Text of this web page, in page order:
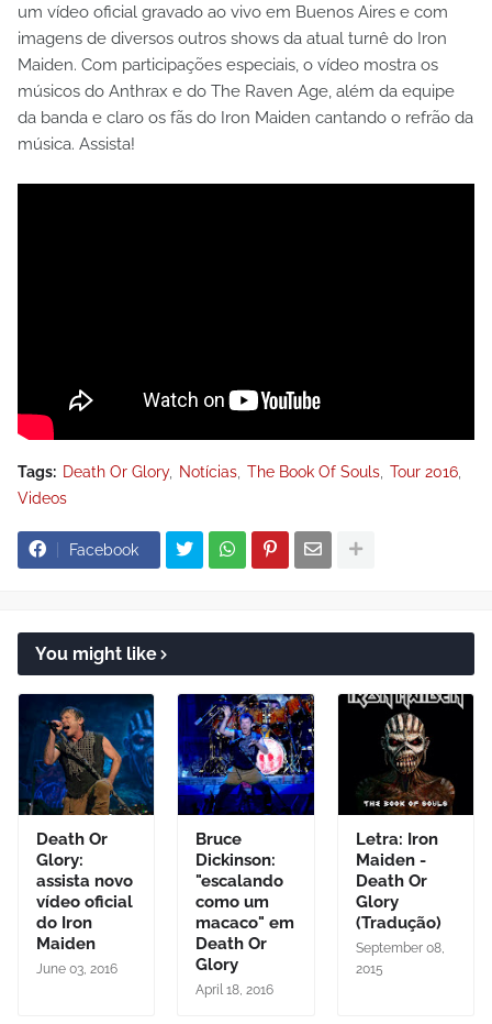
um vídeo oficial gravado ao vivo em Buenos Aires e com
imagens de diversos outros shows da atual turnê do Iron
Maiden. Com participações especiais, o vídeo mostra os
músicos do Anthrax e do The Raven Age, além da equipe
da banda e claro os fãs do Iron Maiden cantando o refrão da
música. Assista!
Tags: Death Or Glory Notícias The Book Of Souls Tour 2016
Videos
Facebook
You might like
Death Or
Glory:
assista novo
vídeo oficial
do Iron
Maiden
June 03, 2016
Bruce
Dickinson:
"escalando
como um
macaco" em
Death Or
Glory
April 18, 2016
Letra: Iron
Maiden -
Death Or
Glory
(Tradução)
September 08,
2015